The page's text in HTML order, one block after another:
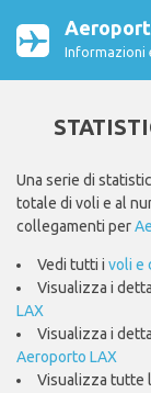
Informazioni
Una serie di
totale di voli e al
collegamenti per
Vedi tutti i voli e
Visualizza i
LAX
Visualizza i
Aeroporto LAX
Visualizza tutte